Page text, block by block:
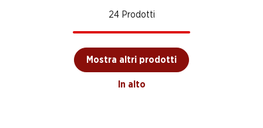
24 Prodotti
Mostra altri prodotti
In alto